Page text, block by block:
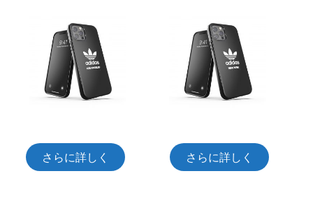
さらに詳しく さらに詳しく